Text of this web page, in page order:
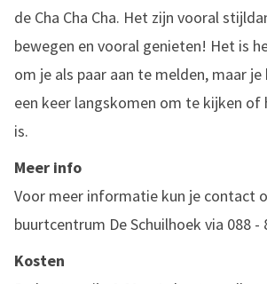
de Cha Cha Cha. Het zijn vooral
bewegen en vooral genieten! Het is
om je als paar aan te melden, maar
een keer langskomen om te kijken of
is.
Meer info
Voor meer informatie kun je contact
buurtcentrum De Schuilhoek via 088 -
Kosten